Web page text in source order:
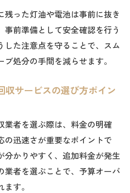
粗大ゴミ回収の違いを知る
ストーブを安全処分する流
ゴミ料金と不用品回収費用
と不用品回収の安全性をチ
る不用品回収の安全な選び
用品回収の違いを比較
残った灯油や電池は事前に抜き
前準備として安全確認を行う
した注意点を守ることで、スム
処分の手間を減らせます。
収サービスの選び方ポイン
業者を選ぶ際は、料金の明確
の迅速さが重要なポイントで
分かりやすく、追加料金が発生
業者を選ぶことで、予算オーバ
す。